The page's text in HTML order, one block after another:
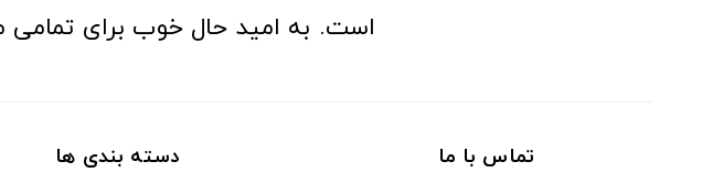
است. به امید حال خوب برای تمامی
تماس با ما دسته بندی ها